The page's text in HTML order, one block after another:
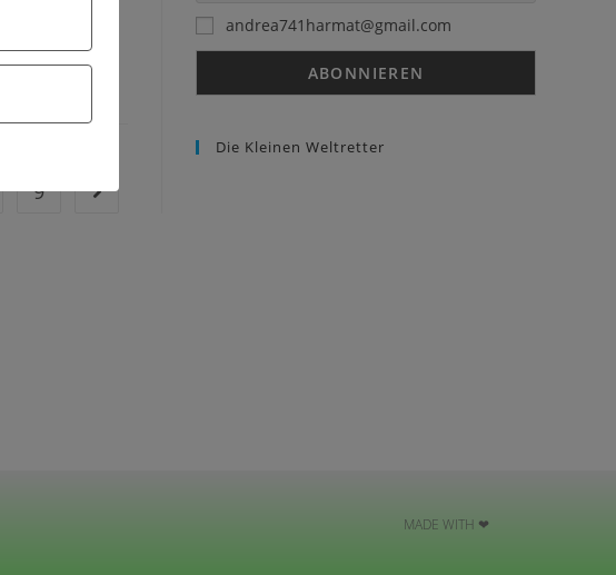
9
andrea741harmat@gmail.com
Die Kleinen Weltretter
MADE WITH ❤